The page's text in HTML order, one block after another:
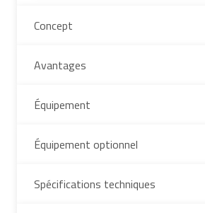
Concept
Avantages
Équipement
Équipement optionnel
Spécifications techniques